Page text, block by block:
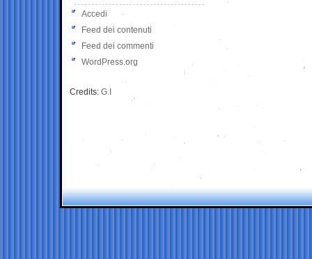
Accedi
Feed dei contenuti
Feed dei commenti
WordPress.org
Credits: G.I